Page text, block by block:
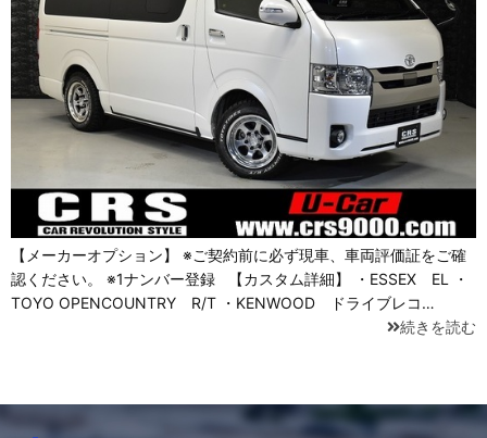
【メーカーオプション】 ※ご契約前に必ず現車、車両評価証をご確
認ください。 ※1ナンバー登録 【カスタム詳細】 ・ESSEX EL ・
TOYO OPENCOUNTRY R/T ・KENWOOD ドライブレコ…
続きを読む